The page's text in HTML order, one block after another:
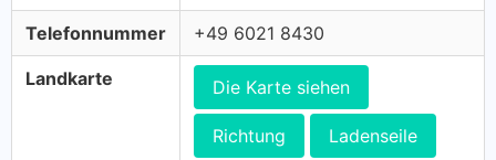
Telefonnummer +49 6021 8430
Landkarte Die Karte siehen
Richtung Ladenseile